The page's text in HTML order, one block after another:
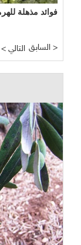
فوائد مذهلة
< التالي السابق >